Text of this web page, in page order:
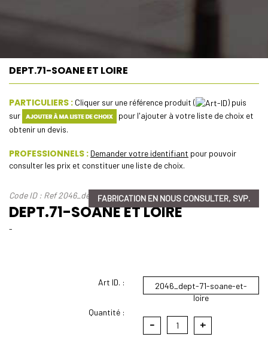
DEPT.71-SOANE ET LOIRE
PARTICULIERS : Cliquer sur une référence produit (
) puis
sur
pour l'ajouter à votre liste de choix et
obtenir un devis.
PROFESSIONNELS : Demander votre identifiant pour pouvoir
consulter les prix et constituer une liste de choix.
Code ID : Ref 2046_dept-71-soane-et-loire
DEPT.71-SOANE ET LOIRE
FABRICATION EN NOUS CONSULTER, SVP.
-
Art ID. :
Quantité :
2046_dept-71-soane-et-
loire
- 1 +